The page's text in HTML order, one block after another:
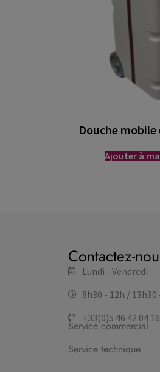
Douche
Ajouter à
Contactez-
Lundi - Vendredi
8h30 - 12h / 13h30
+33(0)5 46 42 04 16
Service commercial
Service technique